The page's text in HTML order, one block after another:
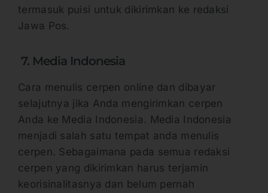
termasuk puisi untuk dikirimkan ke redaksi
Jawa Pos.
7. Media Indonesia
Cara menulis cerpen online dan dibayar
selajutnya jika Anda mengirimkan cerpen
Anda ke Media Indonesia. Media Indonesia
menjadi salah satu tempat anda menulis
cerpen. Sebagaimana pada semua redaksi
cerpen yang dikirimkan harus terjamin
keorisinalitasnya dan belum pernah